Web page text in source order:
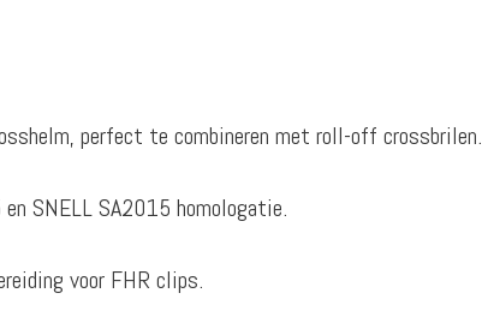
perfect te combineren met roll-off crossbrilen.
SNELL SA2015 homologatie.
voor FHR clips.